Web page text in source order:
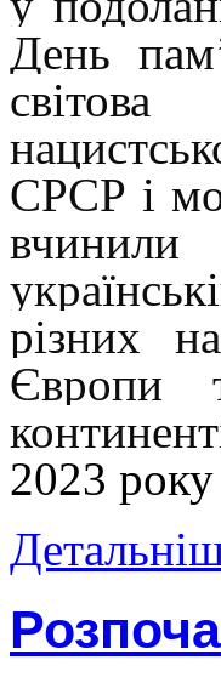
День
СРСР і
різних
Європи
2023